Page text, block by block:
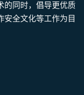
的同时，倡导更优质
安全文化等工作为目